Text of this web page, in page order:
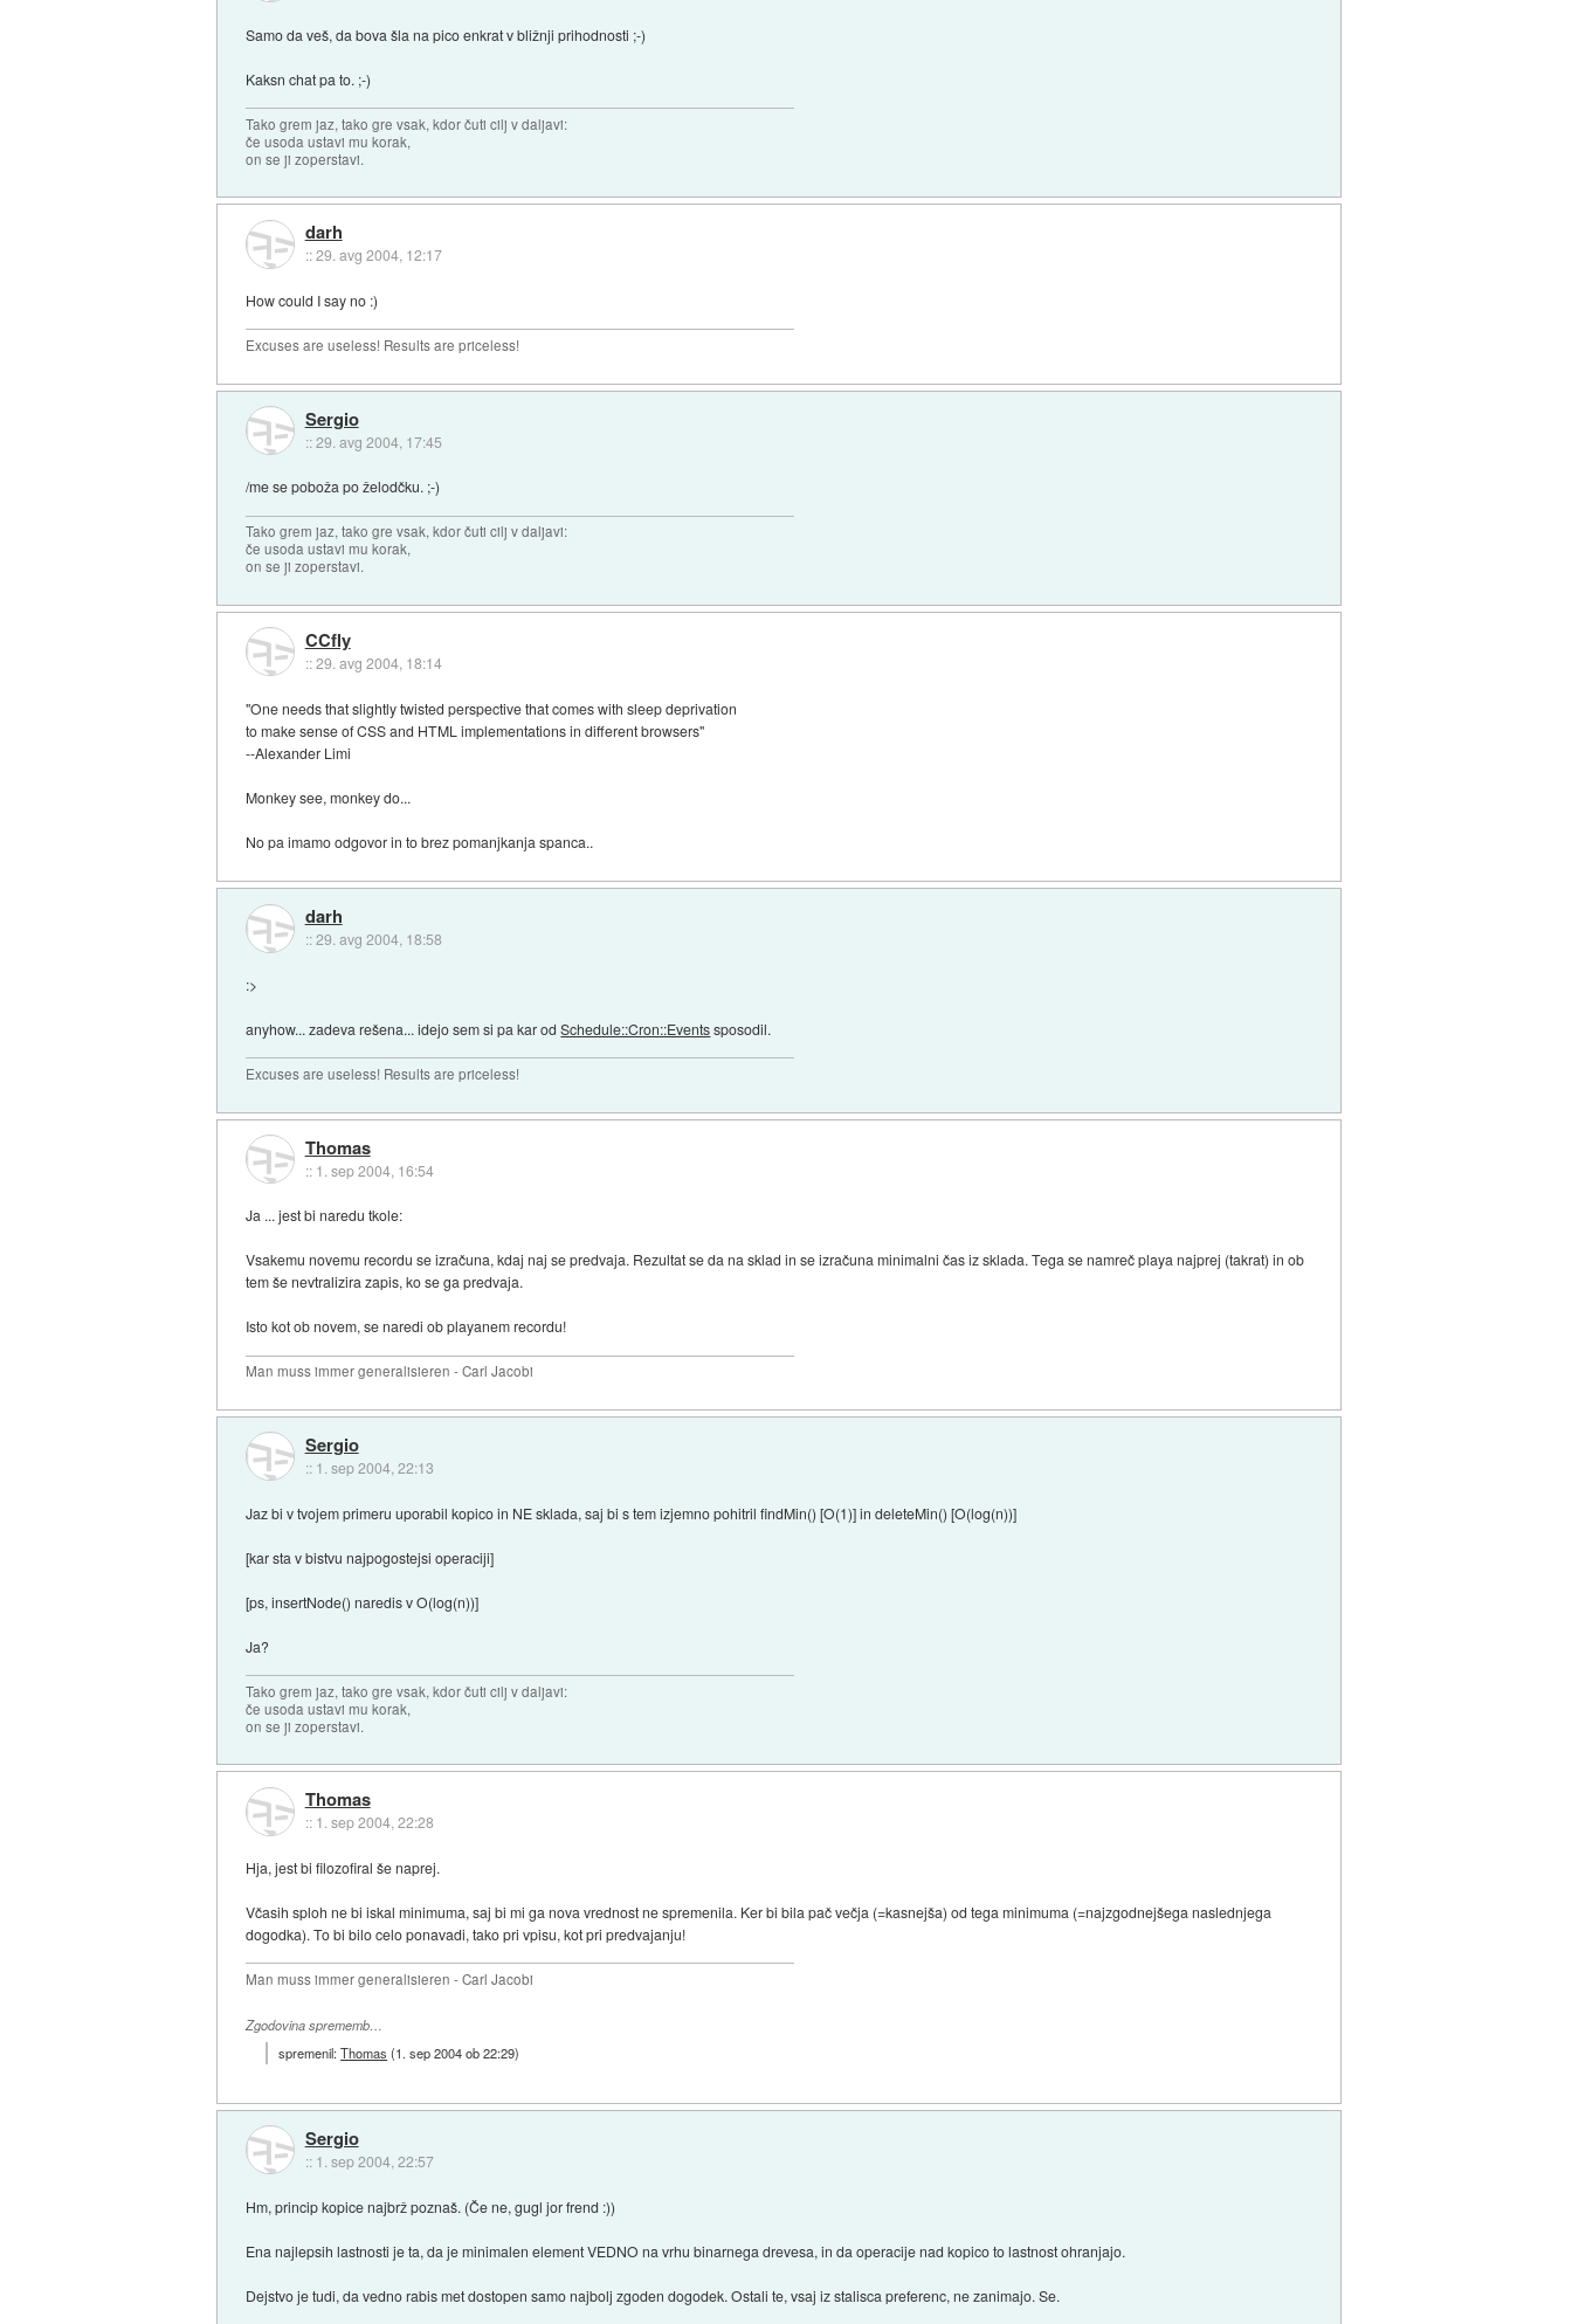
Samo da veš, da bova šla na pico enkrat v bližnji prihodnosti ;-)
Kaksn chat pa to. ;-)
Tako grem jaz, tako gre vsak, kdor čuti cilj v daljavi:
če usoda ustavi mu korak,
on se ji zoperstavi.
darh
::29. avg 2004, 12:17
How could I say no :)
Excuses are useless! Results are priceless!
Sergio
::29. avg 2004, 17:45
/me se poboža po želodčku. ;-)
Tako grem jaz, tako gre vsak, kdor čuti cilj v daljavi:
če usoda ustavi mu korak,
on se ji zoperstavi.
CCfly
::29. avg 2004, 18:14
"One needs that slightly twisted perspective that comes with sleep deprivation
to make sense of CSS and HTML implementations in different browsers"
--Alexander Limi
Monkey see, monkey do...
No pa imamo odgovor in to brez pomanjkanja spanca..
darh
::29. avg 2004, 18:58
:>
anyhow... zadeva rešena... idejo sem si pa kar odSchedule::Cron::Eventssposodil.
Excuses are useless! Results are priceless!
Thomas
:: 1. sep 2004, 16:54
Ja ... jest bi naredu tkole:
Vsakemu novemu recordu se izračuna, kdaj naj se predvaja. Rezultat se da na sklad in se izračuna minimalni čas iz sklada. Tega se namreč playa najprej (takrat) in ob
tem še nevtralizira zapis, ko se ga predvaja.
Isto kot ob novem, se naredi ob playanem recordu!
Man muss immer generalisieren - Carl Jacobi
Sergio
:: 1. sep 2004, 22:13
Jaz bi v tvojem primeru uporabil kopico in NE sklada, saj bi s tem izjemno pohitril findMin() [O(1)] in deleteMin() [O(log(n))]
[kar sta v bistvu najpogostejsi operaciji]
[ps, insertNode() naredis v O(log(n))]
Ja?
Tako grem jaz, tako gre vsak, kdor čuti cilj v daljavi:
če usoda ustavi mu korak,
on se ji zoperstavi.
Thomas
:: 1. sep 2004, 22:28
Hja, jest bi filozofiral še naprej.
Včasih sploh ne bi iskal minimuma, saj bi mi ga nova vrednost ne spremenila. Ker bi bila pač večja (=kasnejša) od tega minimuma (=najzgodnejšega naslednjega
dogodka). To bi bilo celo ponavadi, tako pri vpisu, kot pri predvajanju!
Man muss immer generalisieren - Carl Jacobi
Zgodovina sprememb…
spremenil:Thomas (1. sep 2004 ob 22:29)
Sergio
:: 1. sep 2004, 22:57
Hm, princip kopice najbrž poznaš. (Če ne, gugl jor frend :))
Ena najlepsih lastnosti je ta, da je minimalen element VEDNO na vrhu binarnega drevesa, in da operacije nad kopico to lastnost ohranjajo.
Dejstvo je tudi, da vedno rabis met dostopen samo najbolj zgoden dogodek. Ostali te, vsaj iz stalisca preferenc, ne zanimajo. Se.